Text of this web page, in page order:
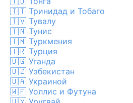
🇹🇹 Тринидад и Тобаго
🇹🇻 Тувалу
🇹🇳 Тунис
🇹🇲 Туркмения
🇹🇷 Турция
🇺🇬 Уганда
🇺🇿 Узбекистан
🇺🇦 Украиной
🇼🇫 Уоллис и Футуна